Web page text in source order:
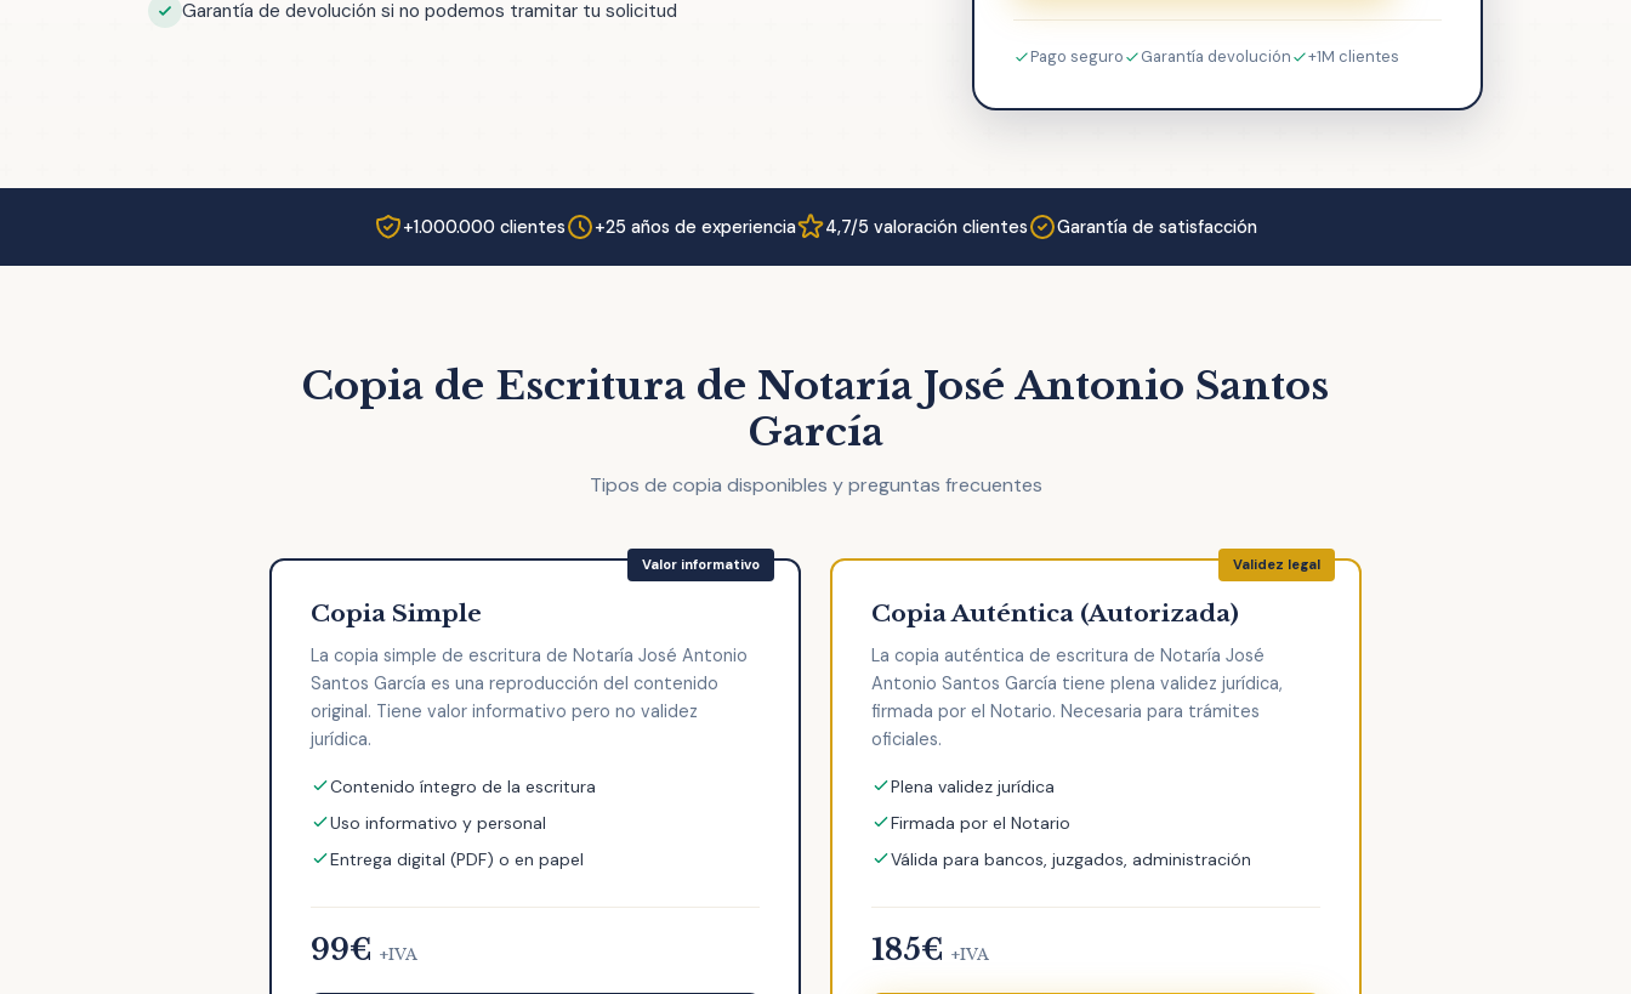
Garantía de devolución si no podemos tramitar tu solicitud
Pago seguro Garantía devolución +1M clientes
+1.000.000 clientes +25 años de experiencia 4,7/5 valoración clientes Garantía de satisfacción
Copia de Escritura de Notaría José Antonio Santos
García
Tipos de copia disponibles y preguntas frecuentes
Copia Simple
La copia simple de escritura de Notaría José Antonio
Santos García es una reproducción del contenido
original. Tiene valor informativo pero no validez
jurídica.
Contenido íntegro de la escritura
Uso informativo y personal
Entrega digital (PDF) o en papel
99€ +IVA
Copia Auténtica (Autorizada)
La copia auténtica de escritura de Notaría José
Antonio Santos García tiene plena validez jurídica,
firmada por el Notario. Necesaria para trámites
oficiales.
Plena validez jurídica
Firmada por el Notario
Válida para bancos, juzgados, administración
185€ +IVA